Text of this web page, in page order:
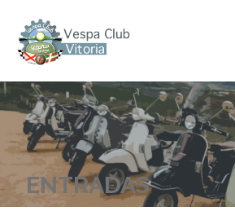
contenido
VESPACLUBVITORIA
ENTRADAS